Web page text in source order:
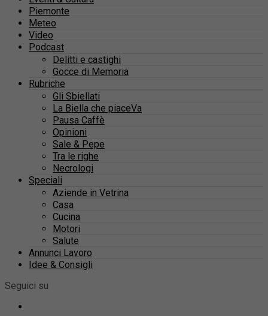
Piemonte
Meteo
Video
Podcast
Delitti e castighi
Gocce di Memoria
Rubriche
Gli Sbiellati
La Biella che piaceVa
Pausa Caffè
Opinioni
Sale & Pepe
Tra le righe
Necrologi
Speciali
Aziende in Vetrina
Casa
Cucina
Motori
Salute
Annunci Lavoro
Idee & Consigli
Seguici su